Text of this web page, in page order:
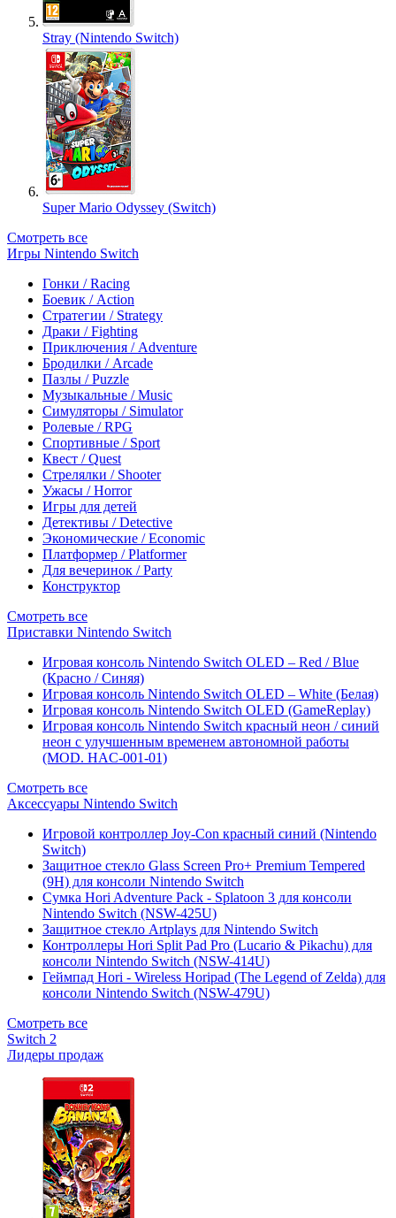
Stray (Nintendo Switch)
Super Mario Odyssey (Switch)
Смотреть все
Игры Nintendo Switch
Гонки / Racing
Боевик / Action
Стратегии / Strategy
Драки / Fighting
Приключения / Adventure
Бродилки / Arcade
Пазлы / Puzzle
Музыкальные / Music
Симуляторы / Simulator
Ролевые / RPG
Спортивные / Sport
Квест / Quest
Стрелялки / Shooter
Ужасы / Horror
Игры для детей
Детективы / Detective
Экономические / Economic
Платформер / Platformer
Для вечеринок / Party
Конструктор
Смотреть все
Приставки Nintendo Switch
Игровая консоль Nintendo Switch OLED – Red / Blue
(Красно / Синяя)
Игровая консоль Nintendo Switch OLED – White (Белая)
Игровая консоль Nintendo Switch OLED (GameReplay)
Игровая консоль Nintendo Switch красный неон / синий
неон с улучшенным временем автономной работы
(MOD. HAC-001-01)
Смотреть все
Аксессуары Nintendo Switch
Игровой контроллер Joy-Con красный синий (Nintendo
Switch)
Защитное стекло Glass Screen Pro+ Premium Tempered
(9H) для консоли Nintendo Switch
Сумка Hori Adventure Pack - Splatoon 3 для консоли
Nintendo Switch (NSW-425U)
Защитное стекло Artplays для Nintendo Switch
Контроллеры Hori Split Pad Pro (Lucario & Pikachu) для
консоли Nintendo Switch (NSW-414U)
Геймпад Hori - Wireless Horipad (The Legend of Zelda) для
консоли Nintendo Switch (NSW-479U)
Смотреть все
Switch 2
Лидеры продаж